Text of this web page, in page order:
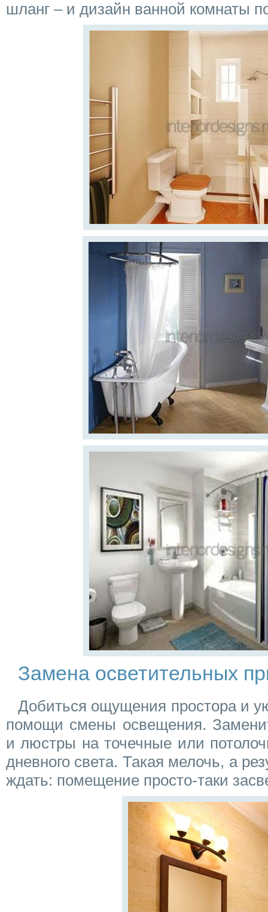
шланг – и дизайн ванной комнаты
Замена осветительных
Добиться ощущения простора и
помощи смены освещения.
и люстры на точечные или
дневного света. Такая мелочь, а
ждать: помещение просто-таки